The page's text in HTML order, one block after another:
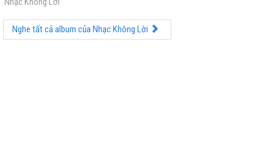
Nghe tất cả album của Nhạc Không Lời